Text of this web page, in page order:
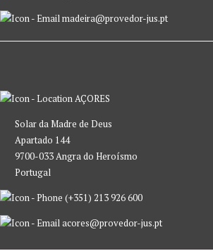
madeira@provedor-jus.pt
AÇORES
Solar da Madre de Deus
Apartado 144
9700-033 Angra do Heroísmo
Portugal
(+351) 213 926 600
acores@provedor-jus.pt